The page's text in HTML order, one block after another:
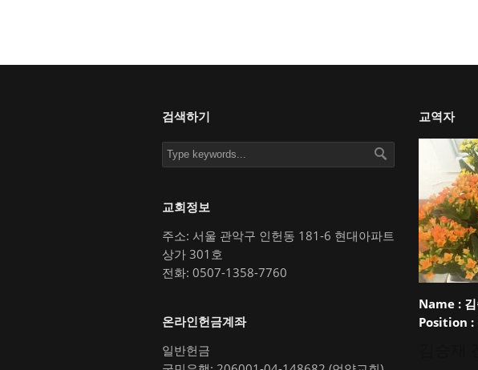
검색하기
교회정보
주소: 서울 관악구 인헌동 181-6 현대아파트
상가 301호
전화: 0507-1358-7760
온라인헌금계좌
일반헌금
교역자
Name :김
Position :